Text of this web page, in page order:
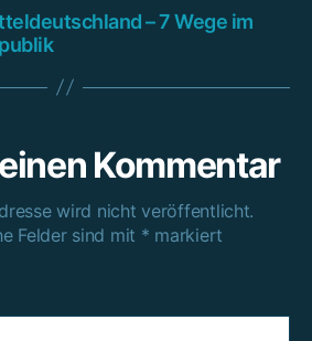
– 7 Wege im
Kommentar
wird nicht veröffentlicht.
Felder sind mit * markiert